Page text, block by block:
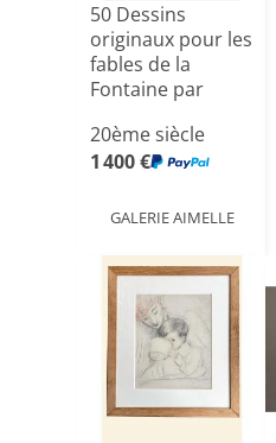
50 Dessins
originaux pour les
fables de la
Fontaine par
20ème siècle
1 400 €
GALERIE AIMELLE